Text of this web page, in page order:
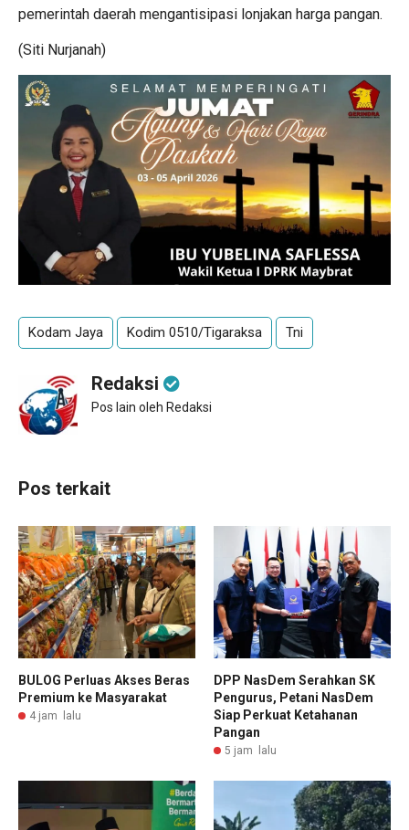
pemerintah daerah mengantisipasi lonjakan harga pangan.
(Siti Nurjanah)
Kodam Jaya Kodim 0510/Tigaraksa Tni
Redaksi
Pos lain oleh Redaksi
Pos terkait
BULOG Perluas Akses Beras
Premium ke Masyarakat
4 jam lalu
DPP NasDem Serahkan SK
Pengurus, Petani NasDem
Siap Perkuat Ketahanan
Pangan
5 jam lalu